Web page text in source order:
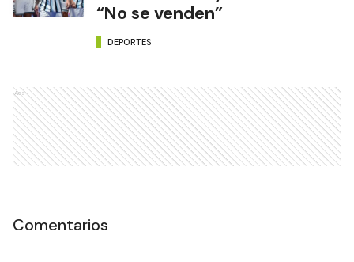
“No se venden”
DEPORTES
Ads
Comentarios